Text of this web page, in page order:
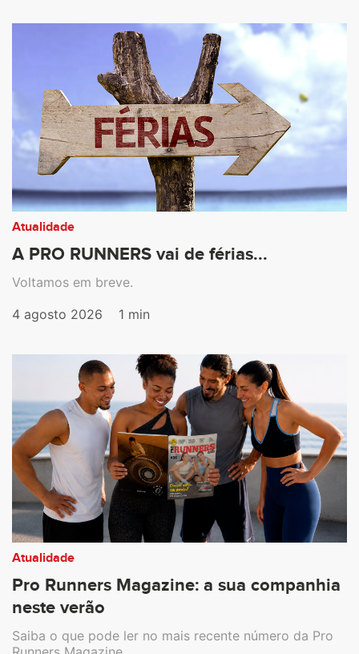
Atualidade
A PRO RUNNERS vai de férias...
Voltamos em breve.
4 agosto 2026
1 min
Atualidade
Pro Runners Magazine: a sua companhia
neste verão
Saiba o que pode ler no mais recente número da Pro